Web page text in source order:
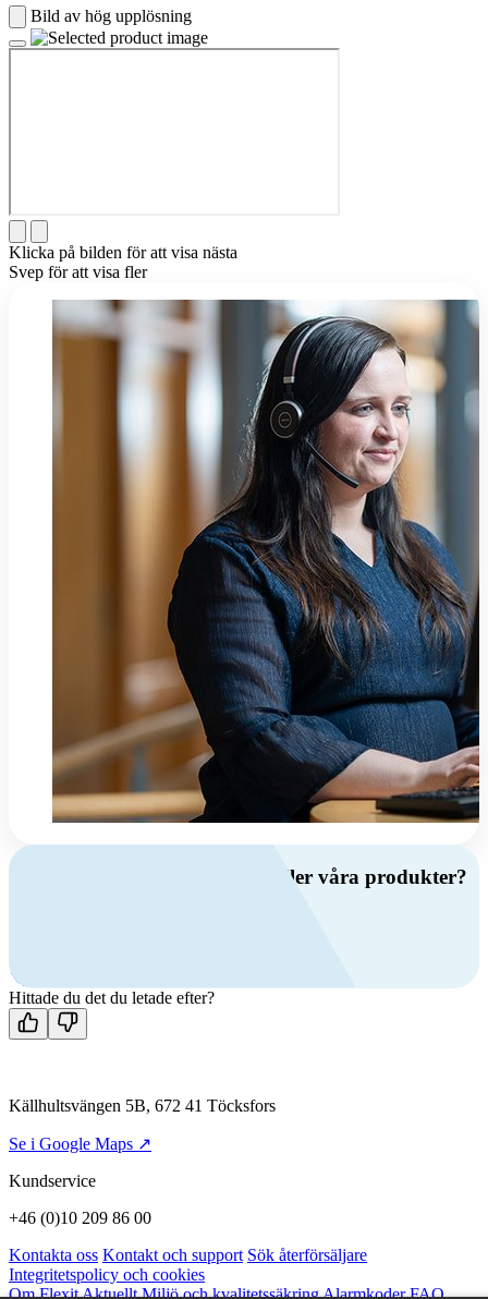
Bild av hög upplösning
Klicka på bilden för att visa nästa
Svep för att visa fler
Har du frågor om ventilation eller våra produkter?
Kontakta oss
Hittade du det du letade efter?
Källhultsvängen 5B, 672 41 Töcksfors
Se i Google Maps ↗
Kundservice
+46 (0)10 209 86 00
Kontakta oss Kontakt och support Sök återförsäljare
Integritetspolicy och cookies
Om FlexitAktuellt Miljö och kvalitetssäkringAlarmkoder FAQ